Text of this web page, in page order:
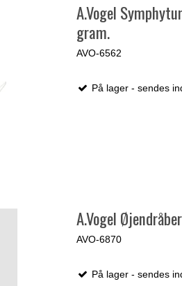
A.Vogel
gram.
AVO-6562
På lager - sendes
A.Vogel
AVO-6870
På lager - sendes